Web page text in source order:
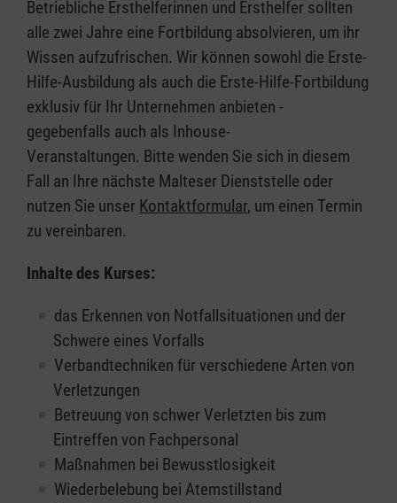
Betriebliche Ersthelferinnen und Ersthelfer sollten
alle zwei Jahre eine Fortbildung absolvieren, um ihr
Wissen aufzufrischen. Wir können sowohl die Erste-
Hilfe-Ausbildung als auch die Erste-Hilfe-Fortbildung
exklusiv für Ihr Unternehmen anbieten -
gegebenfalls auch als Inhouse-
Veranstaltungen. Bitte wenden Sie sich in diesem
Fall an Ihre nächste Malteser Dienststelle oder
nutzen Sie unser Kontaktformular, um einen Termin
zu vereinbaren.
Inhalte des Kurses:
das Erkennen von Notfallsituationen und der
Schwere eines Vorfalls
Verbandtechniken für verschiedene Arten von
Verletzungen
Betreuung von schwer Verletzten bis zum
Eintreffen von Fachpersonal
Maßnahmen bei Bewusstlosigkeit
Wiederbelebung bei Atemstillstand